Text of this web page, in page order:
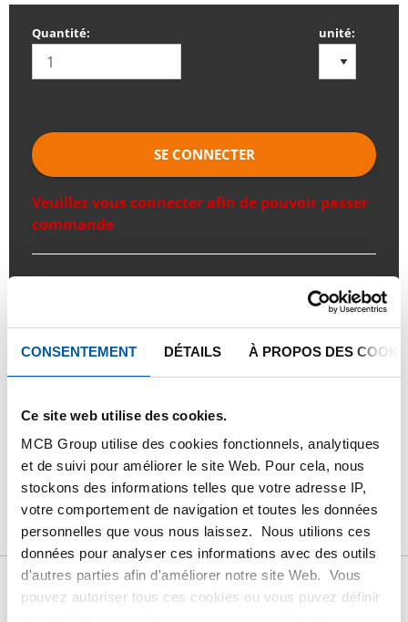
CONSENTEMENT DÉTAILS À PROPOS DES
Ce site web utilise des cookies.
MCB Group utilise des cookies fonctionnels, analytiques
et de suivi pour améliorer le site Web. Pour cela, nous
stockons des informations telles que votre adresse IP,
votre comportement de navigation et toutes les données
personnelles que vous nous laissez. Nous utilions ces
données pour analyser ces informations avec des outils
d'autres parties afin d'améliorer notre site Web. Vous
pouvez autoriser tous ces cookies ou vous puvez définir
Quantité: unité:
SE CONNECTER
Veuillez vous connecter afin de pouvoir passer
commande
Commandez avec vos propres numéros d’articles
Suivez votre commande avec Track&Trace
PRODUIT
DESCRIPTION DU PRODUIT
LISTE DE PRIX BRUT
TÉLÉCHARGEMENTS
CARACTÉRISTIQUES